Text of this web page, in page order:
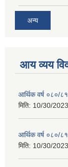
अन्य
आय व्यय
आर्थिक वर्ष ०८०/
मिति: 10/30/
आर्थिक वर्ष ०८०/
मिति: 10/30/